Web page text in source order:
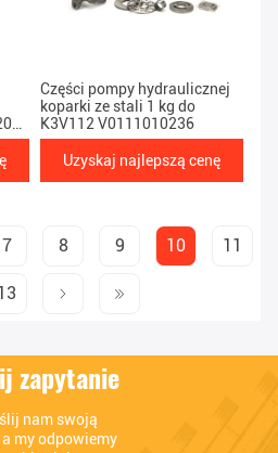
Części pompy hydraulicznej
koparki ze stali 1 kg do
K3V112 V0111010236
Uzyskaj najlepszą cenę
7 8 9 10 11
zapytanie
nam swoją
a my odpowiemy